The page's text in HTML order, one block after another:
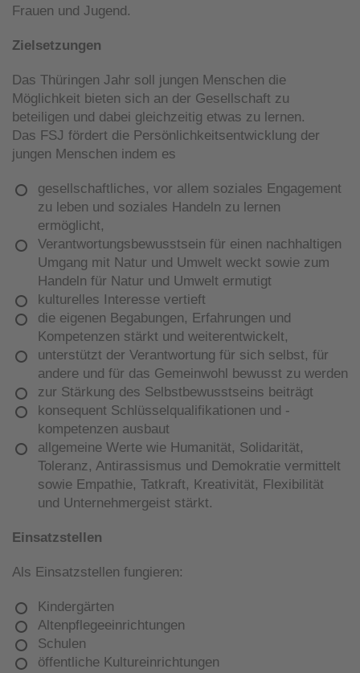
Frauen und Jugend.
Zielsetzungen
Das Thüringen Jahr soll jungen Menschen die
Möglichkeit bieten sich an der Gesellschaft zu
beteiligen und dabei gleichzeitig etwas zu lernen.
Das FSJ fördert die Persönlichkeitsentwicklung der
jungen Menschen indem es
gesellschaftliches, vor allem soziales Engagement
zu leben und soziales Handeln zu lernen
ermöglicht,
Verantwortungsbewusstsein für einen nachhaltigen
Umgang mit Natur und Umwelt weckt sowie zum
Handeln für Natur und Umwelt ermutigt
kulturelles Interesse vertieft
die eigenen Begabungen, Erfahrungen und
Kompetenzen stärkt und weiterentwickelt,
unterstützt der Verantwortung für sich selbst, für
andere und für das Gemeinwohl bewusst zu werden
zur Stärkung des Selbstbewusstseins beiträgt
konsequent Schlüsselqualifikationen und -
kompetenzen ausbaut
allgemeine Werte wie Humanität, Solidarität,
Toleranz, Antirassismus und Demokratie vermittelt
sowie Empathie, Tatkraft, Kreativität, Flexibilität
und Unternehmergeist stärkt.
Einsatzstellen
Als Einsatzstellen fungieren:
Kindergärten
Altenpflegeeinrichtungen
Schulen
öffentliche Kultureinrichtungen